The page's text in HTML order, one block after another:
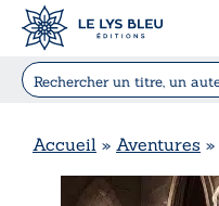
Accueil » Aventures »